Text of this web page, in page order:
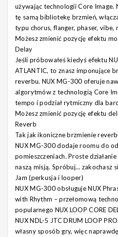
używając technologii Core
tę samą bibliotekę brzmień,
typu chorus, flanger, phaser,
Możesz zmienić pozycję efektu
Delay
Jeśli próbowałeś kiedyś efektu
ATLANTIC, to znasz imponujące
reverbu. NUX MG-300 oferuje
algorytmów z technologią Core
tempo i podział rytmiczny dla
Możesz zmienić pozycję efektu
Reverb
Tak jak ikoniczne brzmienie
NUX MG-300 dodaje roomu do
pomieszczeniach. Proste
naszą misją. Spróbuj… zakochasz
Jam (perkusja i looper)
NUX MG-300 obsługuje NUX
with Rhythm – przełomową
popularnego NUX LOOP CORE
NUX NDL-5 JTC DRUM LOOP
własny sposób gry, więc